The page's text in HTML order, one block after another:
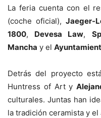
La feria cuenta con el
(coche oficial),Jaeger-
1800, Devesa Law,
Mancha y el
Detrás del proyecto
Huntress of Art y
culturales. Juntas han
la tradición ceramista y